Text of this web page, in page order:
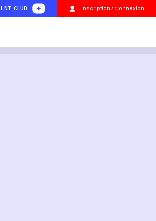
LNT CLUB inscription / Connexion